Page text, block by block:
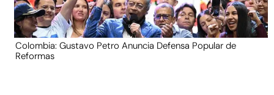
Colombia: Gustavo Petro Anuncia Defensa Popular de
Reformas